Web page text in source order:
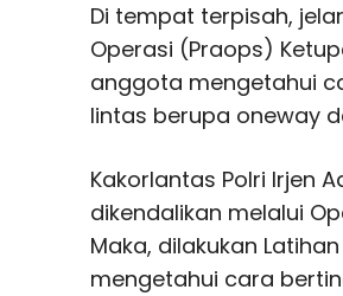
Di tempat terpisah,
Operasi (Praops)
anggota mengetahui
lintas berupa oneway
Kakorlantas Polri Irjen
dikendalikan melalui
Maka, dilakukan
mengetahui cara